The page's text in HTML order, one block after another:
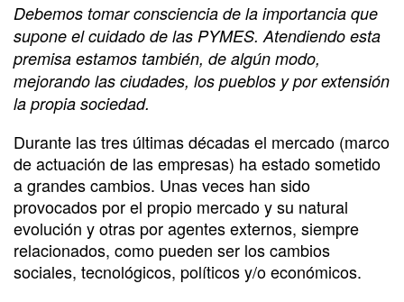
Debemos tomar consciencia de la importancia que
supone el cuidado de las PYMES. Atendiendo esta
premisa estamos también, de algún modo,
mejorando las ciudades, los pueblos y por extensión
la propia sociedad.
Durante las tres últimas décadas el mercado (marco
de actuación de las empresas) ha estado sometido
a grandes cambios. Unas veces han sido
provocados por el propio mercado y su natural
evolución y otras por agentes externos, siempre
relacionados, como pueden ser los cambios
sociales, tecnológicos, políticos y/o económicos.